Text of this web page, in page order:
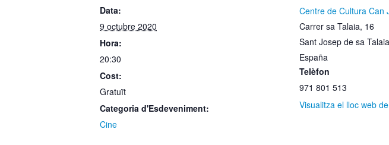
Data:
9 octubre 2020
Hora:
20:30
Cost:
Gratuït
Categoria d'Esdeveniment:
Cine
Centre de Cultura Can
Carrer sa Talaia, 16
Sant Josep de sa Talaia
España
Telèfon
971 801 513
Visualitza el lloc web